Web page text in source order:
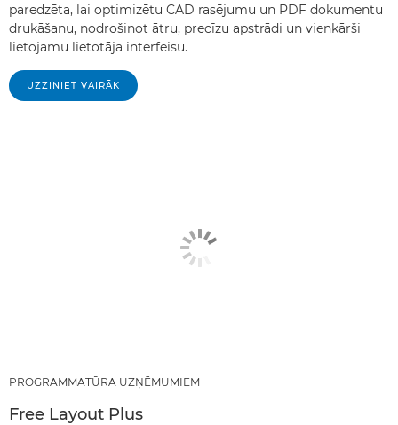
paredzēta, lai optimizētu CAD rasējumu un PDF dokumentu
drukāšanu, nodrošinot ātru, precīzu apstrādi un vienkārši
lietojamu lietotāja interfeisu.
UZZINIET VAIRĀK
PROGRAMMATŪRA UZŅĒMUMIEM
Free Layout Plus